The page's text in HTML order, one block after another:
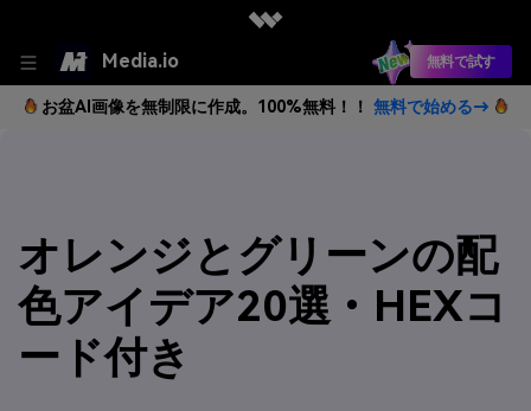
Media.io 無料で試す
お盆AI画像を無制限に作成。100%無料！！ 無料で始める→
オレンジとグリーンの配
色アイデア20選・HEXコ
ード付き